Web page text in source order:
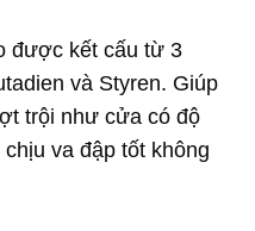
được kết cấu từ 3
và Styren. Giúp
trội như cửa có độ
va đập tốt không